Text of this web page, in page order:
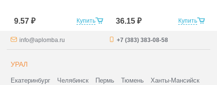
Купить
9.57 ₽ Купить
36.15 ₽
info@aplomba.ru +7 (383) 383-08-58
УРАЛ
Екатеринбург Челябинск Пермь Тюмень Ханты-Мансийск